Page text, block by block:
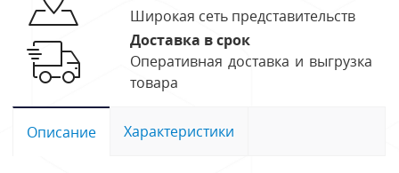
Широкая сеть представительств
Доставка в срок
Оперативная доставка и выгрузка
товара
Описание Характеристики